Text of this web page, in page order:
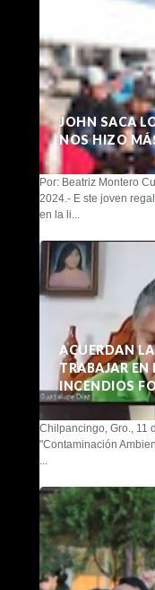
JOHN SACA
NOS HIZO
Por: Beatriz Montero
2024.- E ste joven
en la li...
ACUERDAN
TRABAJAR EN
INCENDIOS
Chilpancingo, Gro., 11
"Contaminación
...